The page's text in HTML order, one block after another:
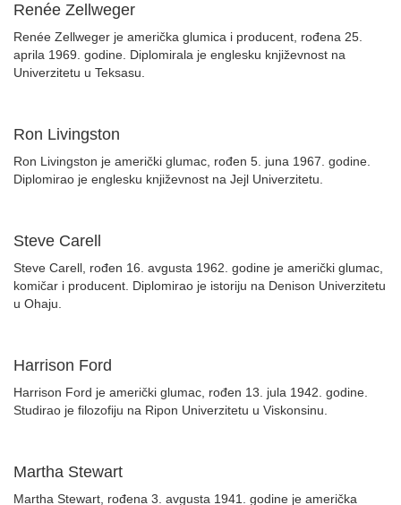
Renée Zellweger
Renée Zellweger je američka glumica i producent, rođena 25.
aprila 1969. godine. Diplomirala je englesku književnost na
Univerzitetu u Teksasu.
Ron Livingston
Ron Livingston je američki glumac, rođen 5. juna 1967. godine.
Diplomirao je englesku književnost na Jejl Univerzitetu.
Steve Carell
Steve Carell, rođen 16. avgusta 1962. godine je američki glumac,
komičar i producent. Diplomirao je istoriju na Denison Univerzitetu
u Ohaju.
Harrison Ford
Harrison Ford je američki glumac, rođen 13. jula 1942. godine.
Studirao je filozofiju na Ripon Univerzitetu u Viskonsinu.
Martha Stewart
Martha Stewart, rođena 3. avgusta 1941. godine je američka